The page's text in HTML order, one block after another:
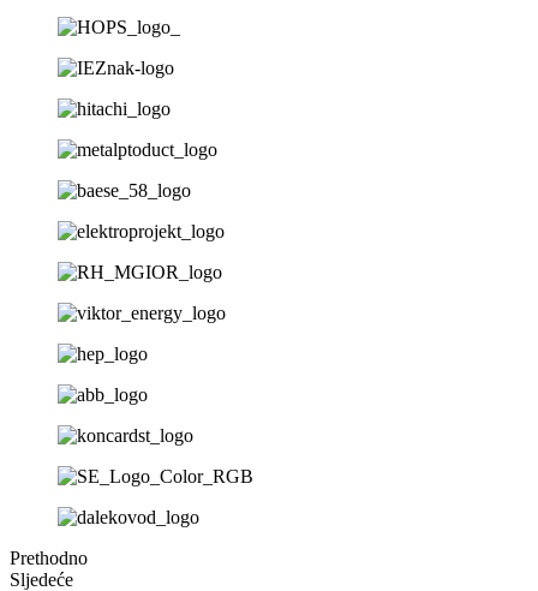
Prethodno
Sljedeće